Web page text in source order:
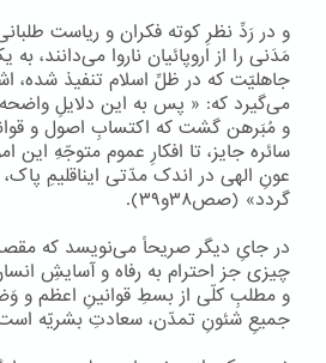
و در رَدِّ نظرِ کوته فکران و ریاست
مَدَنی را از اروپائیان ناروا می‌دانند،
جاهلیّت که در ظلِّ اسلام تنفیذ شده،
می‌گیرد که: « پس به این دلایلِ واضحه
و مُبَرهن گشت که اکتسابِ اصول و
سائره جایز، تا افکارِ عموم متوجّهِ این
عونِ الهی در اندک مدّتی ایناقلیمِ پاک،
گردد» (صص۳۸و۳۹).
در جایِ دیگر صریحاً می‌نویسد که مقصدِ
چیزی جز احترام به رفاه و آسایشِ
و مطلبِ کلّی از بسطِ قوانینِ اعظم و
جمیعِ شئونِ تمدّن، سعادتِ بشریّه